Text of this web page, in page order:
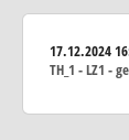
17.12.2024
TH_1 - LZ1 -